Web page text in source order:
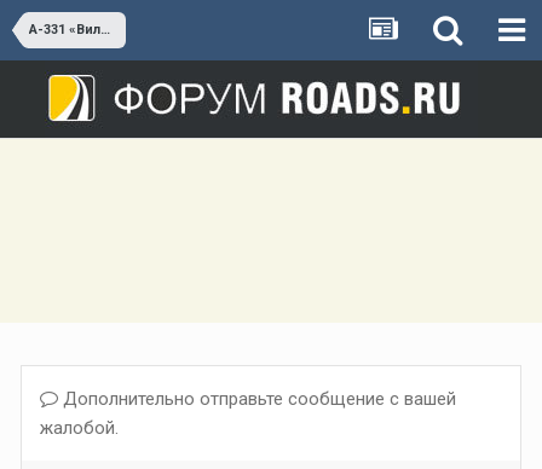
А-331 «Вилюй»
Дополнительно отправьте сообщение с вашей
жалобой.